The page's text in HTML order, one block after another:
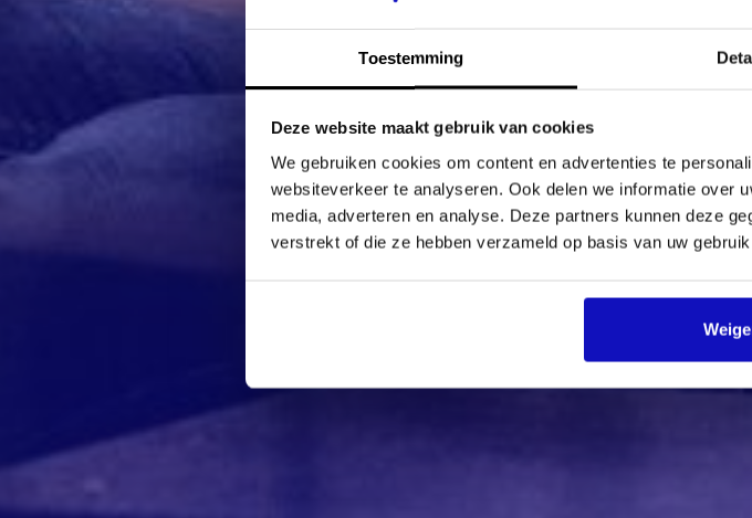
Toestemming
Deze website maakt gebruik van cookies
We gebruiken cookies om content en advertenties te
websiteverkeer te analyseren. Ook delen we informatie over
media, adverteren en analyse. Deze partners kunnen deze
verstrekt of die ze hebben verzameld op basis van uw